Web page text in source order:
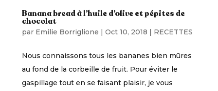
Banana bread à l’huile d’olive et pépites de
chocolat
par Emilie Borriglione | Oct 10, 2018 | RECETTES
Nous connaissons tous les bananes bien mûres
au fond de la corbeille de fruit. Pour éviter le
gaspillage tout en se faisant plaisir, je vous